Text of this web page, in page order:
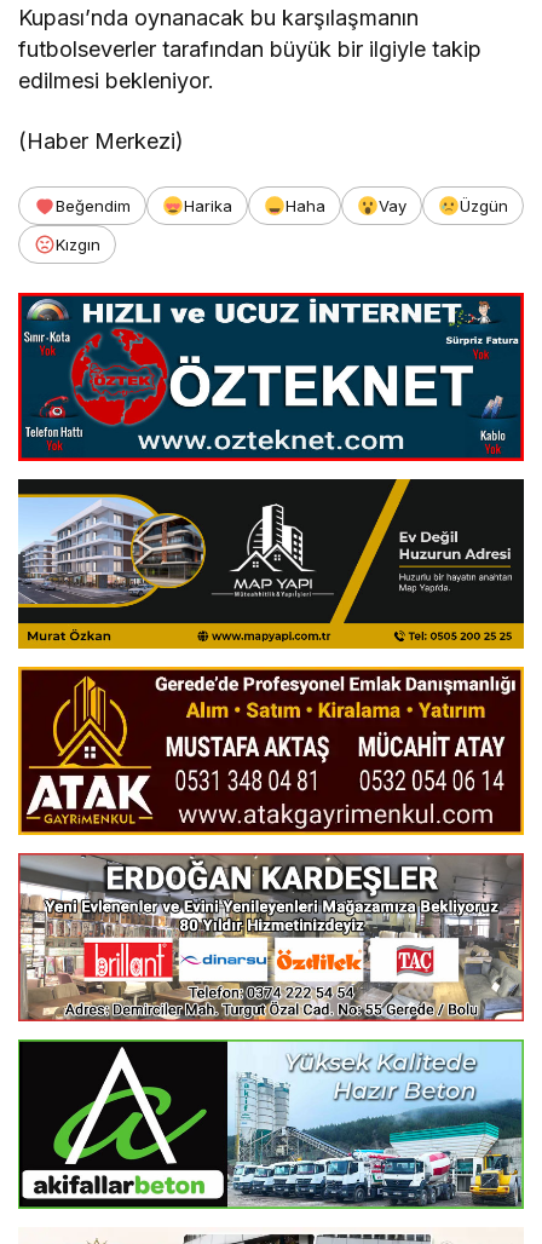
Kupası’nda oynanacak bu karşılaşmanın
futbolseverler tarafından büyük bir ilgiyle takip
edilmesi bekleniyor.
(Haber Merkezi)
Beğendim Harika Haha Vay
Üzgün
Kızgın